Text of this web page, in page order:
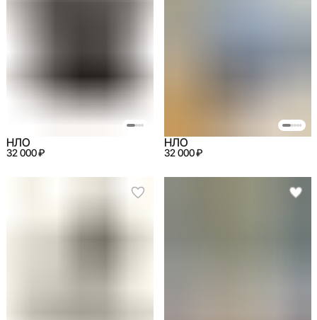
32 000 ₽
НЛО
32 000 ₽
НЛО